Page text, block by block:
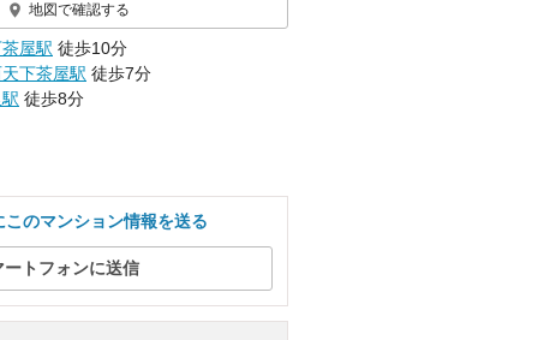
地図で確認する
屋駅 徒歩10分
下茶屋駅 徒歩7分
徒歩8分
のマンション情報を送る
トフォンに送信